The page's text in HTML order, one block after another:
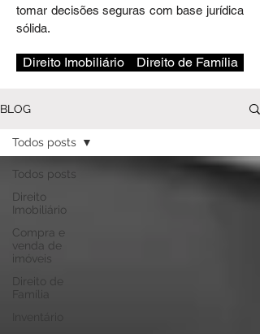
tomar decisões seguras com base jurídica
sólida.
Direito Imobiliário Direito de Família
BLOG
Todos posts
Direito
Imobiliário
Compra e
venda de
imóveis
Direito de
Família
Todos posts